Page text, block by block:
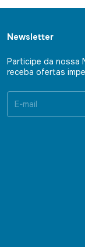
Newsletter
Participe da nossa
receba ofertas